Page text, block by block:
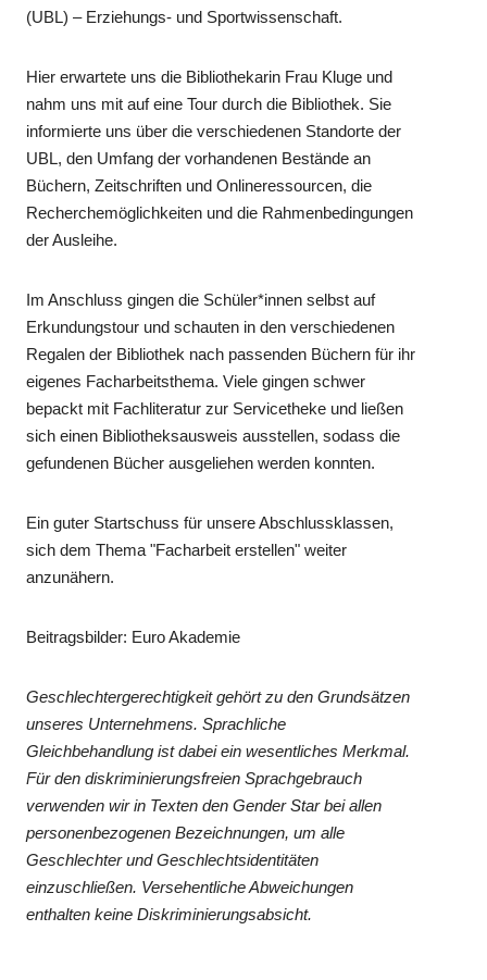
(UBL) – Erziehungs- und Sportwissenschaft.
Hier erwartete uns die Bibliothekarin Frau Kluge und
nahm uns mit auf eine Tour durch die Bibliothek. Sie
informierte uns über die verschiedenen Standorte der
UBL, den Umfang der vorhandenen Bestände an
Büchern, Zeitschriften und Onlineressourcen, die
Recherchemöglichkeiten und die Rahmenbedingungen
der Ausleihe.
Im Anschluss gingen die Schüler*innen selbst auf
Erkundungstour und schauten in den verschiedenen
Regalen der Bibliothek nach passenden Büchern für ihr
eigenes Facharbeitsthema. Viele gingen schwer
bepackt mit Fachliteratur zur Servicetheke und ließen
sich einen Bibliotheksausweis ausstellen, sodass die
gefundenen Bücher ausgeliehen werden konnten.
Ein guter Startschuss für unsere Abschlussklassen,
sich dem Thema "Facharbeit erstellen" weiter
anzunähern.
Beitragsbilder: Euro Akademie
Geschlechtergerechtigkeit gehört zu den Grundsätzen
unseres Unternehmens. Sprachliche
Gleichbehandlung ist dabei ein wesentliches Merkmal.
Für den diskriminierungsfreien Sprachgebrauch
verwenden wir in Texten den Gender Star bei allen
personenbezogenen Bezeichnungen, um alle
Geschlechter und Geschlechtsidentitäten
einzuschließen. Versehentliche Abweichungen
enthalten keine Diskriminierungsabsicht.